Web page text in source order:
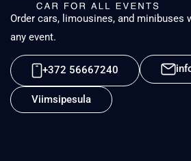
Order cars, limousines, and minibuses
any event.
+372 56667240
Viimsipesula